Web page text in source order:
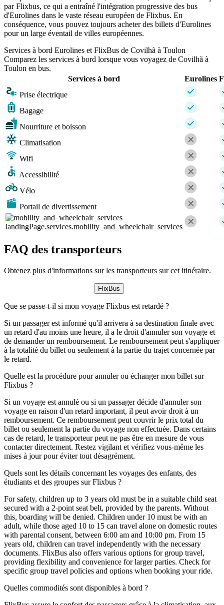
par Flixbus, ce qui a entraîné l'intégration progressive des bus
d'Eurolines dans le vaste réseau européen de Flixbus. En
conséquence, vous pouvez toujours acheter des billets d'Eurolines
pour un large éventail de villes européennes.
Services à bord Eurolines et FlixBus de Covilhã à Toulon
Comparez les services à bord lorsque vous voyagez de Covilhã à
Toulon en bus.
Services à bord
Eurolines
Prise électrique
Bagage
Nourriture et boisson
Climatisation
Wifi
Accessibilité
Vélo
Portail de divertissement
landingPage.services.mobility_and_wheelchair_services
FAQ des transporteurs
Obtenez plus d'informations sur les transporteurs sur cet itinéraire.
FlixBus
Que se passe-t-il si mon voyage Flixbus est retardé ?
Si un passager est informé qu'il arrivera à sa destination finale avec
un retard d'au moins une heure, il a le droit d'annuler son voyage et
de demander un remboursement. Le remboursement peut s'appliquer
à la totalité du billet ou seulement à la partie du trajet concernée par
le retard.
Quelle est la procédure pour annuler ou échanger mon billet sur
Flixbus ?
Si un voyage est annulé ou si un passager décide d'annuler son
voyage en raison d'un retard important, il peut avoir droit à un
remboursement. Ce remboursement peut couvrir le prix total du
billet ou seulement la partie du voyage non effectuée. Dans certains
cas de retard, le transporteur peut ne pas être en mesure de vous
contacter directement. Restez vigilant et vérifiez vous-même les
mises à jour pour éviter tout désagrément.
Quels sont les détails concernant les voyages des enfants, des
étudiants et des groupes sur Flixbus ?
For safety, children up to 3 years old must be in a suitable child seat
secured with a 2-point seat belt, provided by the parents. Without
this, boarding will be denied. Children under 10 must be with an
adult, while those aged 10 to 15 can travel alone on domestic routes
with parental consent, between 6:00 am and 10:00 pm. From 15
years old, children can travel independently with the necessary
documents. FlixBus also offers various options for group travel,
providing flexibility and convenience for larger parties. Check for
specific group travel policies and options when booking your ride.
Quelles commodités sont disponibles à bord ?